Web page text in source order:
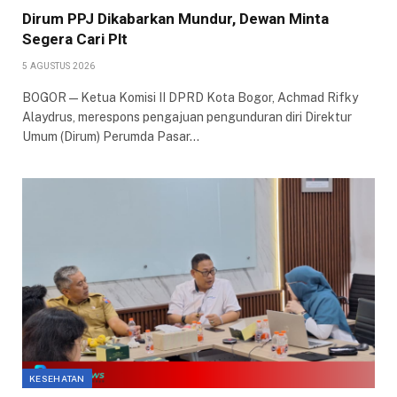
Dirum PPJ Dikabarkan Mundur, Dewan Minta
Segera Cari Plt
5 AGUSTUS 2026
BOGOR — Ketua Komisi II DPRD Kota Bogor, Achmad Rifky
Alaydrus, merespons pengajuan pengunduran diri Direktur
Umum (Dirum) Perumda Pasar…
KESEHATAN